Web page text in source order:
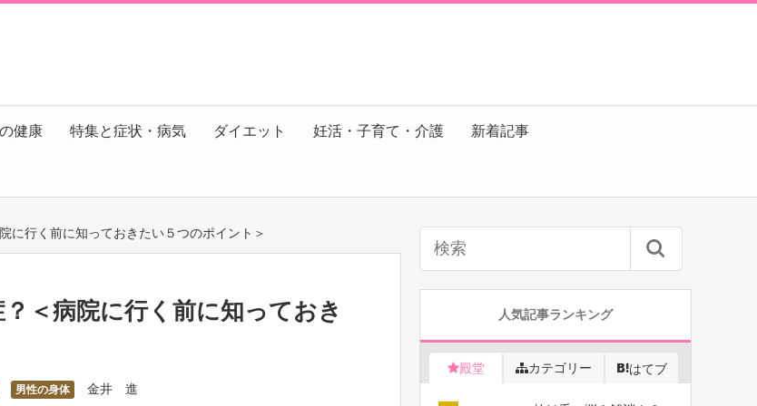
健康 特集と症状・病気 ダイエット 妊活・子育て・介護 新着記事
行く前に知っておきたい５つのポイント＞
＜病院に行く前に知っておき
男性の身体
金井 進
人気記事ランキング
殿堂 カテゴリー はてブ